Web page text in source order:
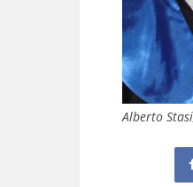
Alberto